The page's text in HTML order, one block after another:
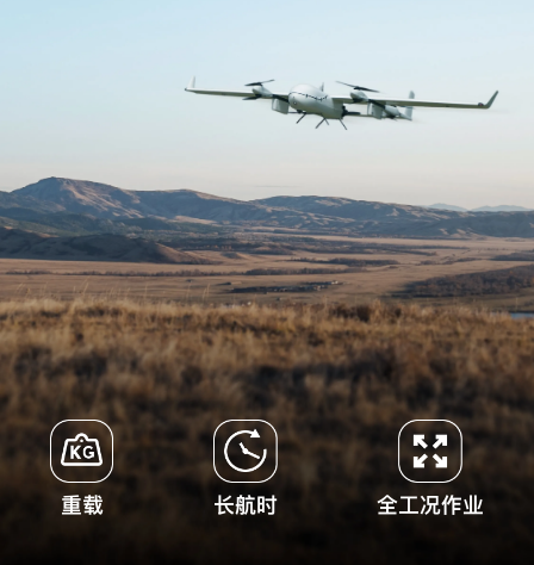
重载 长航时 全工况作业